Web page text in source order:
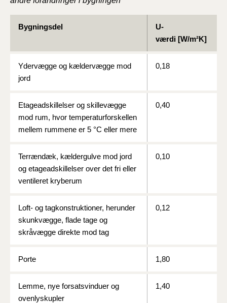
Bygningsdel
U-
værdi [W/m²K]
Ydervægge og kældervægge mod
jord
0,18
Etageadskillelser og skillevægge
mod rum, hvor temperaturforskellen
mellem rummene er 5 °C eller mere
0,40
Terrændæk, kældergulve mod jord
og etageadskillelser over det fri eller
ventileret kryberum
0,10
Loft- og tagkonstruktioner, herunder
skunkvægge, flade tage og
skråvægge direkte mod tag
0,12
Porte 1,80
Lemme, nye forsatsvinduer og
ovenlyskupler
1,40